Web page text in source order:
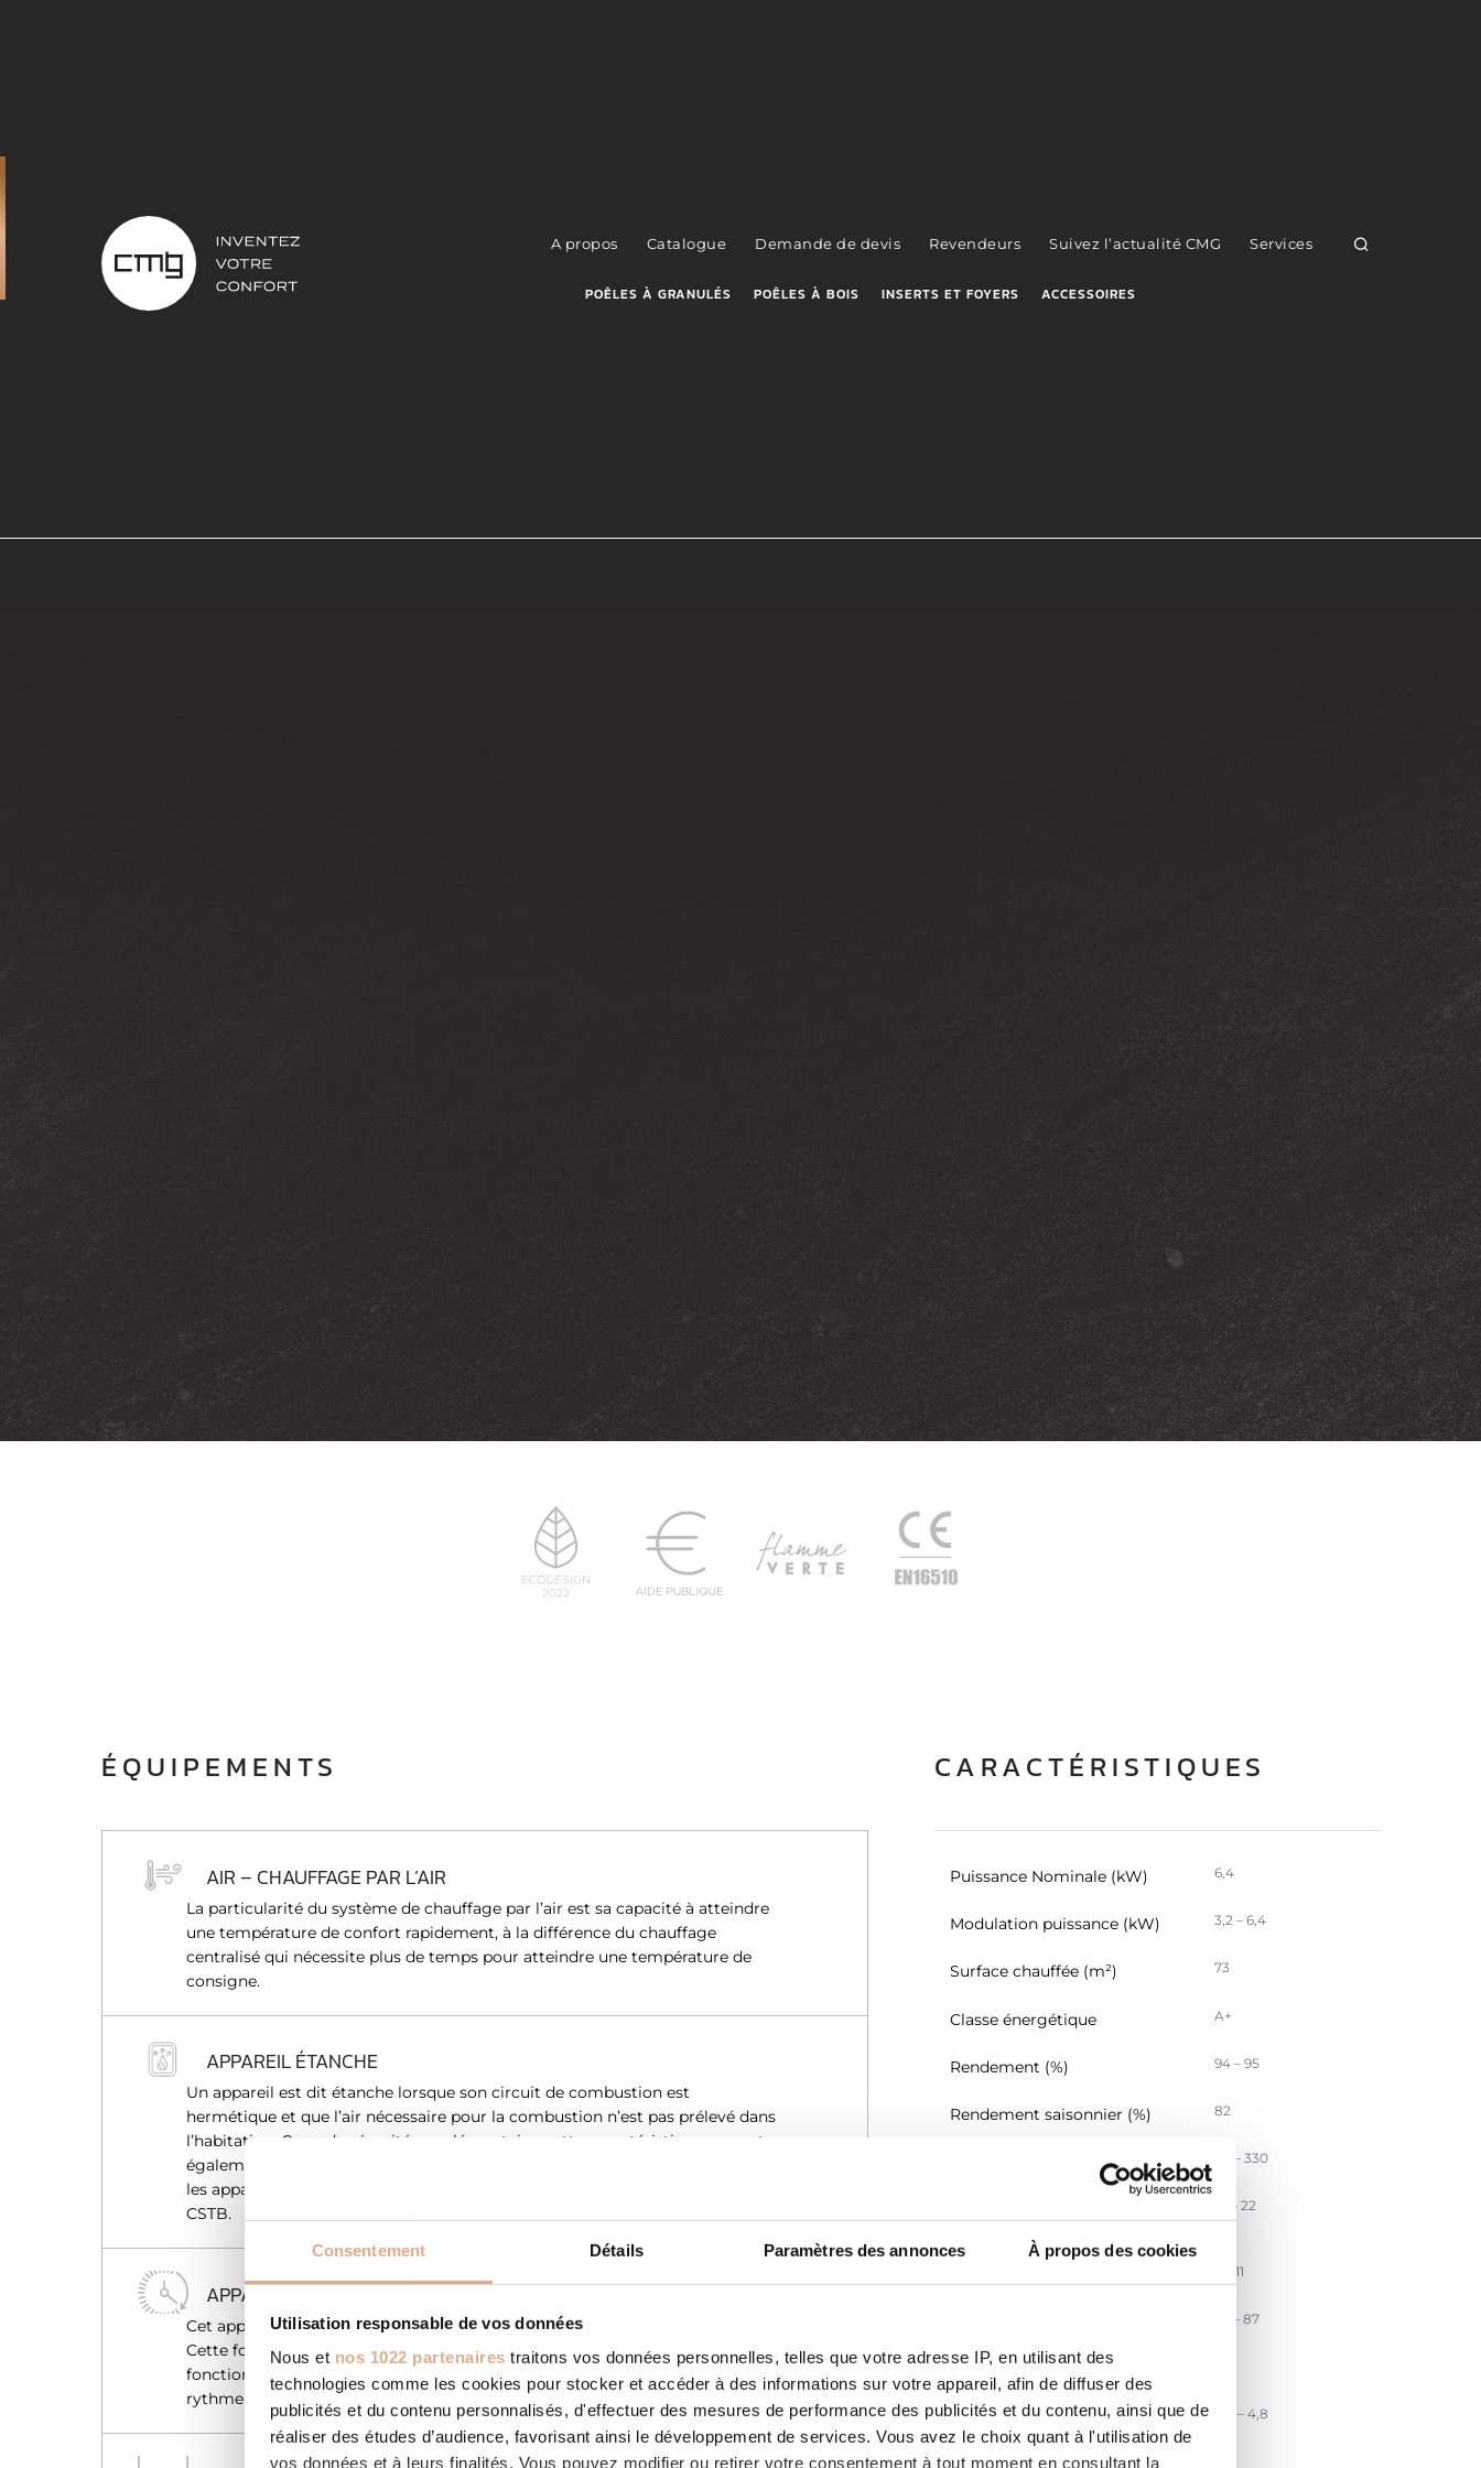
Consentement Détails Paramètres des annonces À propos des cookies
Utilisation responsable de vos données
Nous et nos 1022 partenaires traitons vos données personnelles, telles que votre adresse IP, en utilisant des
technologies comme les cookies pour stocker et accéder à des informations sur votre appareil, afin de diffuser des
publicités et du contenu personnalisés, d'effectuer des mesures de performance des publicités et du contenu, ainsi que de
réaliser des études d’audience, favorisant ainsi le développement de services. Vous avez le choix quant à l'utilisation de
vos données et à leurs finalités. Vous pouvez modifier ou retirer votre consentement à tout moment en consultant la
A propos Catalogue Demande de devis Revendeurs Suivez l’actualité CMG Services
POÊLES À GRANULÉS POÊLES À BOIS INSERTS ET FOYERS ACCESSOIRES
ÉQUIPEMENTS
AIR – CHAUFFAGE PAR L’AIR
La particularité du système de chauffage par l’air est sa capacité à atteindre
une température de confort rapidement, à la différence du chauffage
centralisé qui nécessite plus de temps pour atteindre une température de
consigne.
APPAREIL ÉTANCHE
Un appareil est dit étanche lorsque son circuit de combustion est
hermétique et que l’air nécessaire pour la combustion n’est pas prélevé dans
l’habitation. Gage de sécurité supplémentaire, cette caractéristique permet
également d’offrir une solution à toutes les configurations d’installation. Tous
les appareils étanches sont couverts par Avis Technique (DTA) délivré par le
CSTB.
APPAREIL PROGRAMMABLE
Cet appareil intègre une programmation des horaires de fonctionnement.
Cette fonction vous permet de choisir votre température de confort en
fonction de votre présence. L’appareil s’adapte par conséquent à votre
rythme de vie et optimise la consommation de combustible.
CARACTÉRISTIQUES
Puissance Nominale (kW) 6,4
Modulation puissance (kW) 3,2 – 6,4
Surface chauffée (m²) 73
Classe énergétique A+
Rendement (%) 94 – 95
Rendement saisonnier (%) 82
Emission CO (mg/Nm³) 119 – 330
(mg/Nm3)
14 – 22
3 – 11
63 – 87
Efficacité énergétique IEE
Débit massique des fumées
(g/s)
3,0 – 4,8